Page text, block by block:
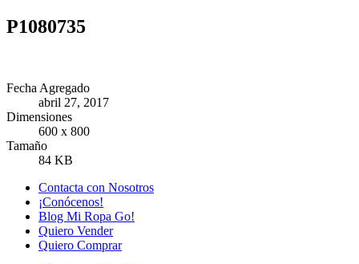
P1080735
Fecha Agregado
abril 27, 2017
Dimensiones
600 x 800
Tamaño
84 KB
Contacta con Nosotros
¡Conócenos!
Blog Mi Ropa Go!
Quiero Vender
Quiero Comprar